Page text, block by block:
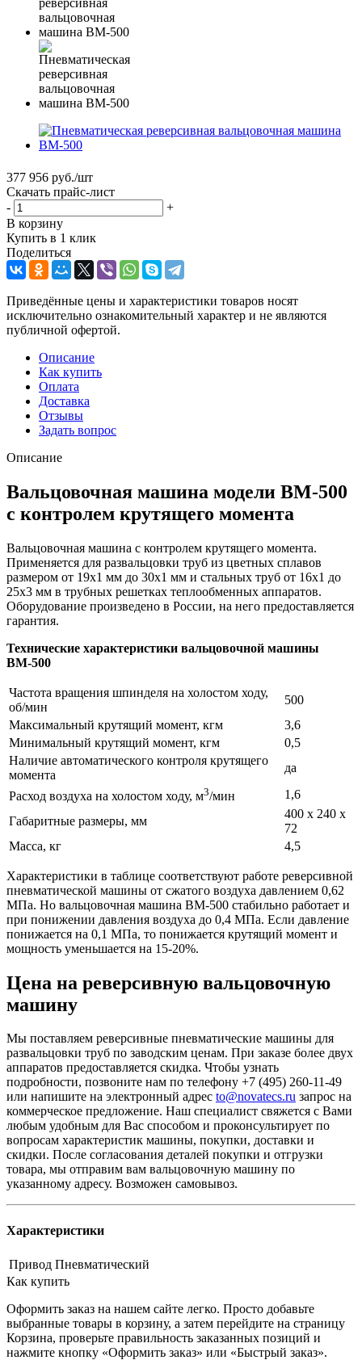
377 956 руб./шт
Скачать прайс-лист
-
+
В корзину
Купить в 1 клик
Поделиться
Приведённые цены и характеристики товаров носят
исключительно ознакомительный характер и не являются
публичной офертой.
Описание
Как купить
Оплата
Доставка
Отзывы
Задать вопрос
Описание
Вальцовочная машина модели ВМ-500
с контролем крутящего момента
Вальцовочная машина с контролем крутящего момента.
Применяется для развальцовки труб из цветных сплавов
размером от 19х1 мм до 30х1 мм и стальных труб от 16х1 до
25х3 мм в трубных решетках теплообменных аппаратов.
Оборудование произведено в России, на него предоставляется
гарантия.
Технические характеристики вальцовочной машины
ВМ-500
Частота вращения шпинделя на холостом ходу,
об/мин
500
Максимальный крутящий момент, кгм
3,6
Минимальный крутящий момент, кгм
0,5
Наличие автоматического контроля крутящего
момента
да
Расход воздуха на холостом ходу, м3/мин
1,6
Габаритные размеры, мм
400 x 240 x
72
Масса, кг
4,5
Характеристики в таблице соответствуют работе реверсивной
пневматической машины от сжатого воздуха давлением 0,62
МПа. Но вальцовочная машина ВМ-500 стабильно работает и
при понижении давления воздуха до 0,4 МПа. Если давление
понижается на 0,1 МПа, то понижается крутящий момент и
мощность уменьшается на 15-20%.
Цена на реверсивную вальцовочную
машину
Мы поставляем реверсивные пневматические машины для
развальцовки труб по заводским ценам. При заказе более двух
аппаратов предоставляется скидка. Чтобы узнать
подробности, позвоните нам по телефону +7 (495) 260-11-49
или напишите на электронный адрес to@novatecs.ru запрос на
коммерческое предложение. Наш специалист свяжется с Вами
любым удобным для Вас способом и проконсультирует по
вопросам характеристик машины, покупки, доставки и
скидки. После согласования деталей покупки и отгрузки
товара, мы отправим вам вальцовочную машину по
указанному адресу. Возможен самовывоз.
Характеристики
Привод Пневматический
Как купить
Оформить заказ на нашем сайте легко. Просто добавьте
выбранные товары в корзину, а затем перейдите на страницу
Корзина, проверьте правильность заказанных позиций и
нажмите кнопку «Оформить заказ» или «Быстрый заказ».